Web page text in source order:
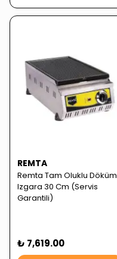
REMTA
Remta Tam Oluklu Döküm
Izgara 30 Cm (Servis
Garantili)
₺ 7,619.00